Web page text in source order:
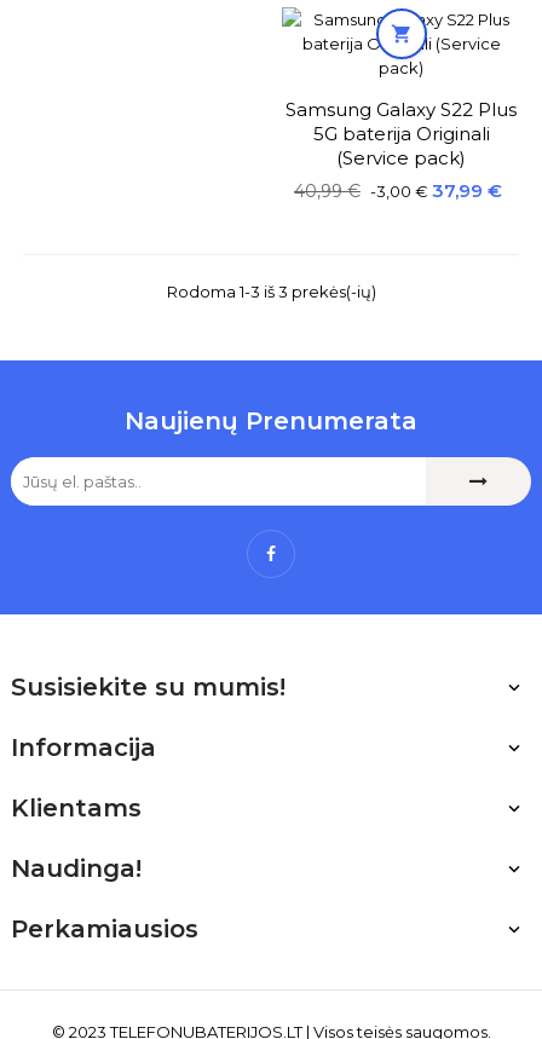

Samsung Galaxy S22 Plus
5G baterija Originali
(Service pack)
Bazinė
40,99 € -3,00 € Kaina
37,99 €
Rodoma 1-3 iš 3 prekės(-ių)
Naujienų Prenumerata
Facebook
Susisiekite su mumis! 
Informacija 
Klientams 
Naudinga! 
Perkamiausios 
© 2023 TELEFONUBATERIJOS .LT| Visos teisės saugomos.